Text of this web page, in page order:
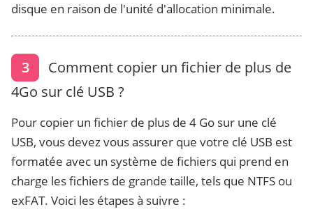
disque en raison de l'unité d'allocation minimale.
3
Comment copier un fichier de plus de
4Go sur clé USB ?
Pour copier un fichier de plus de 4 Go sur une clé
USB, vous devez vous assurer que votre clé USB est
formatée avec un système de fichiers qui prend en
charge les fichiers de grande taille, tels que NTFS ou
exFAT. Voici les étapes à suivre :